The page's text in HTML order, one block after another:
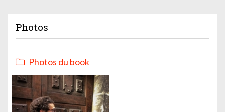
Photos
Photos du book